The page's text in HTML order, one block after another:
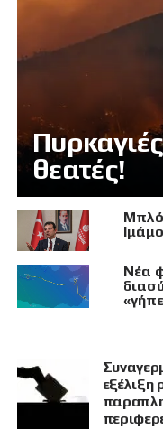
θεατές!
Νέα
εξέλιξη